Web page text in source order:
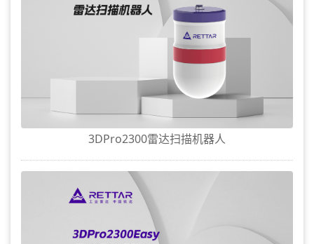
3DPro2300雷达扫描机器人